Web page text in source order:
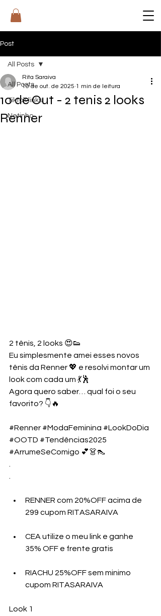
RIT
Post
All Posts
Tiktok links
Netinho
All Posts
10 de Out - 2 tenis 2 looks
Renner
Rita Saraiva
10 de out. de 2025 1 min de leitura
2 tênis, 2 looks 😍👟
Eu simplesmente amei esses novos
tênis da Renner 💖 e resolvi montar um
look com cada um 💃🕺
Agora quero saber… qual foi o seu
favorito? 👇🔥
#Renner #ModaFeminina #LookDoDia
#OOTD #Tendências2025
#ArrumeSeComigo 💕👗👠
RENNER com 20%OFF acima de
299 cupom RITASARAIVA
CEA utilize o meu link e ganhe
35% OFF e frente gratis
RIACHU 25%OFF sem minimo
cupom RITASARAIVA
Look 1